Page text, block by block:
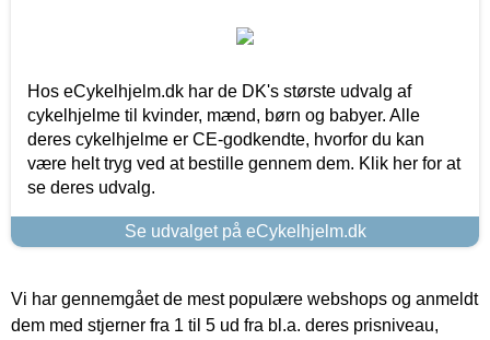
Hos eCykelhjelm.dk har de DK's største udvalg af
cykelhjelme til kvinder, mænd, børn og babyer. Alle
deres cykelhjelme er CE-godkendte, hvorfor du kan
være helt tryg ved at bestille gennem dem. Klik her for at
se deres udvalg.
Se udvalget på eCykelhjelm.dk
Vi har gennemgået de mest populære webshops og anmeldt
dem med stjerner fra 1 til 5 ud fra bl.a. deres prisniveau,